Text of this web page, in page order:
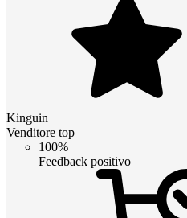
Kinguin
Venditore top
100%
Feedback positivo